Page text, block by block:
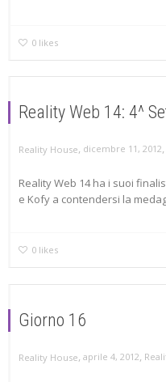
0 likes
Reality Web 14: 4^
Reality House, dicembre 11, 2012,
Reality Web 14 ha i suoi
e Kofy a contendersi la
0 likes
Giorno 16
Reality House, aprile 4, 2012,